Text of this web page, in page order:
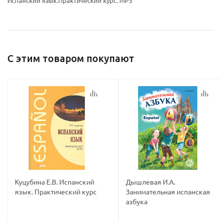
С этим товаром покупают
Куцубина Е.В. Испанский
язык. Практический курс
Дышлевая И.А.
Занимательная испанская
азбука
конфидициальности
конфидициальности